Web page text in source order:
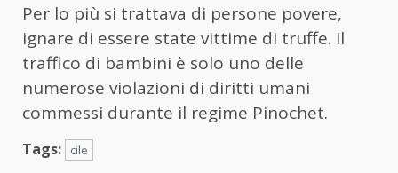
Per lo più si trattava di persone povere,
ignare di essere state vittime di truffe. Il
traffico di bambini è solo uno delle
numerose violazioni di diritti umani
commessi durante il regime Pinochet.
Tags: cile